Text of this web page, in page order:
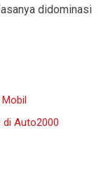
didominasi
di Auto2000